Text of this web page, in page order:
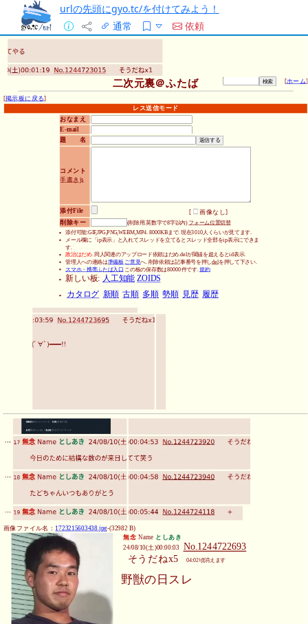
urlの先頭にgyo.tc/を付けてみよう！
通常
依頼